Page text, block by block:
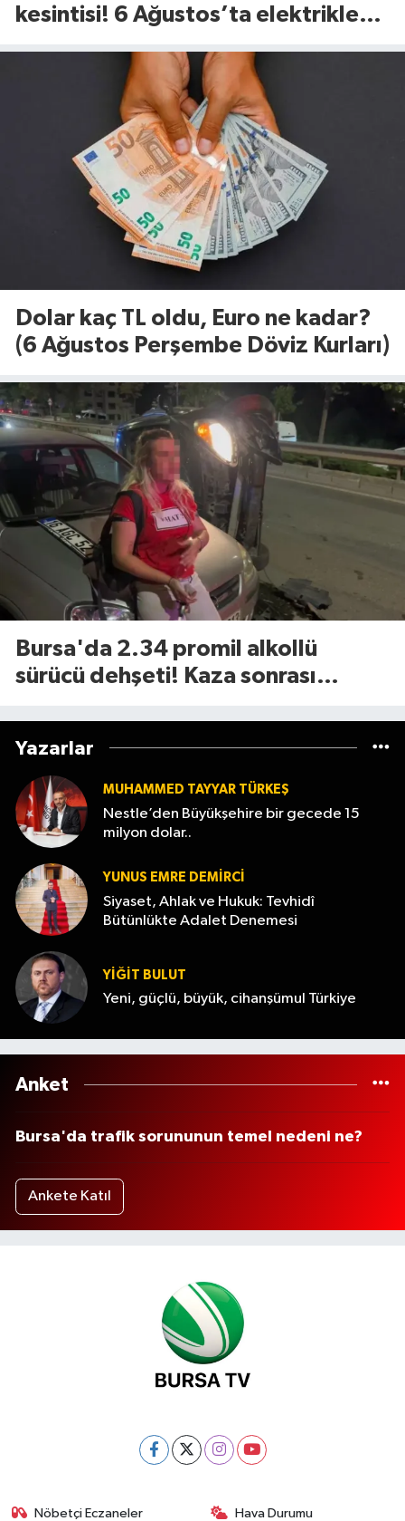
kesintisi! 6 Ağustos’ta elektrikler
Dolar kaç TL oldu, Euro ne kadar?
(6 Ağustos Perşembe Döviz Kurları)
Bursa'da 2.34 promil alkollü
sürücü dehşeti! Kaza sonrası
Yazarlar
MUHAMMED TAYYAR TÜRKEŞ
Nestle’den Büyükşehire bir gecede 15
milyon dolar..
YUNUS EMRE DEMIRCI
Siyaset, Ahlak ve Hukuk: Tevhidî
Bütünlükte Adalet Denemesi
YİĞİT BULUT
Yeni, güçlü, büyük, cihanşümul Türkiye
Anket
Bursa'da trafik sorununun temel nedeni ne?
Ankete Katıl
Nöbetçi Eczaneler Hava Durumu